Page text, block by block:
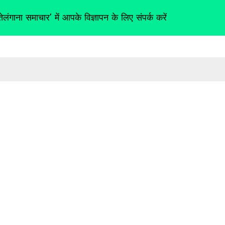
समाचार' में आपके विज्ञापन के लिए संपर्क करें